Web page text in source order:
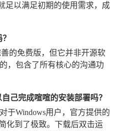
足以满足初期的使用需求，成
的免费版，但它并非开源软
，包含了所有核心的沟通功
己完成喧喧的安装部署吗？
于Windows用户，官方提供的
化到了极致。下载后双击运